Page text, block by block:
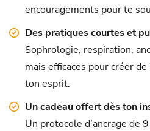
encouragements pour te
Des pratiques courtes et
Sophrologie, respiration,
mais efficaces pour créer
ton esprit.
Un cadeau offert dès ton
Un protocole d’ancrage de